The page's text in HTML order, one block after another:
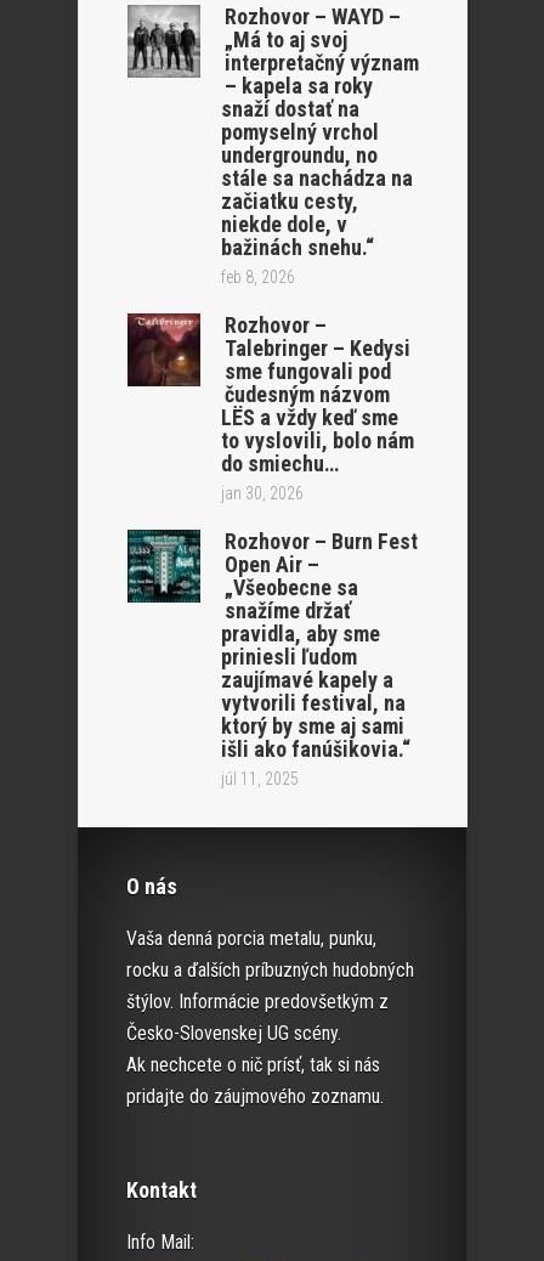
Rozhovor – WAYD –
„Má to aj svoj
interpretačný význam
– kapela sa roky
snaží dostať na
pomyselný vrchol
undergroundu, no
stále sa nachádza na
začiatku cesty,
niekde dole, v
bažinách snehu.“
feb 8, 2026
Rozhovor –
Talebringer – Kedysi
sme fungovali pod
čudesným názvom
LËS a vždy keď sme
to vyslovili, bolo nám
do smiechu…
jan 30, 2026
Rozhovor – Burn Fest
Open Air –
„Všeobecne sa
snažíme držať
pravidla, aby sme
priniesli ľudom
zaujímavé kapely a
vytvorili festival, na
ktorý by sme aj sami
išli ako fanúšikovia.“
júl 11, 2025
O nás
Vaša denná porcia metalu, punku,
rocku a ďalších príbuzných hudobných
štýlov. Informácie predovšetkým z
Česko-Slovenskej UG scény.
Ak nechcete o nič prísť, tak si nás
pridajte do záujmového zoznamu.
Kontakt
Info Mail: